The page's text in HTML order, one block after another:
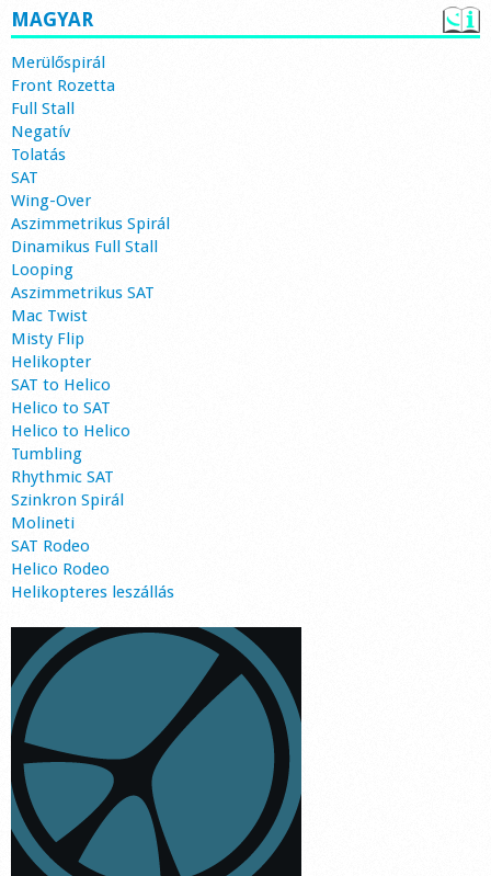
MAGYAR
Merülőspirál
Front Rozetta
Full Stall
Negatív
Tolatás
SAT
Wing-Over
Aszimmetrikus Spirál
Dinamikus Full Stall
Looping
Aszimmetrikus SAT
Mac Twist
Misty Flip
Helikopter
SAT to Helico
Helico to SAT
Helico to Helico
Tumbling
Rhythmic SAT
Szinkron Spirál
Molineti
SAT Rodeo
Helico Rodeo
Helikopteres leszállás